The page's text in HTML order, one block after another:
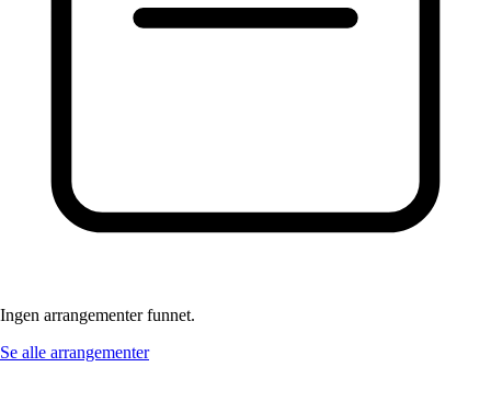
Ingen arrangementer funnet.
Se alle arrangementer